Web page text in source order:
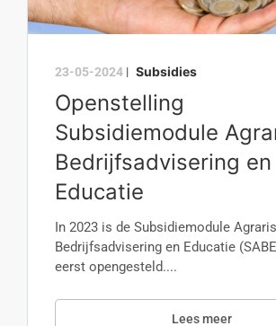
23-05-2024 | Subsidies
Openstelling
Subsidiemodule
Bedrijfsadvisering en
Educatie
In 2023 is de Subsidiemodule
Bedrijfsadvisering en Educatie
eerst opengesteld....
Lees meer